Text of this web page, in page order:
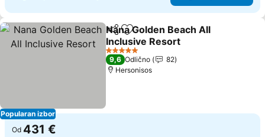
Popularan izbor
Deli Dodati u favorite
Nana Golden Beach All
Inclusive Resort
5 Zvezdice
9,6 Odlično
82
Hersonisos
Od 431 €